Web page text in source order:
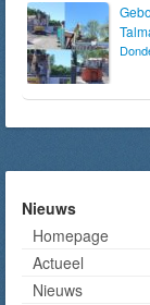
Nieuws
Homepage
Actueel
Nieuws